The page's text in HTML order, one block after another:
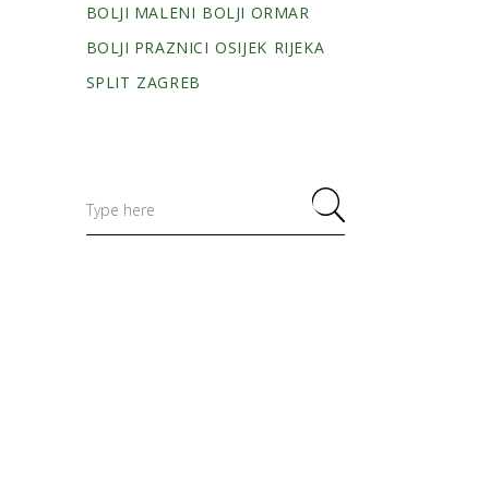
BOLJI MALENI BOLJI ORMAR
BOLJI PRAZNICI OSIJEK RIJEKA
SPLIT ZAGREB
for: